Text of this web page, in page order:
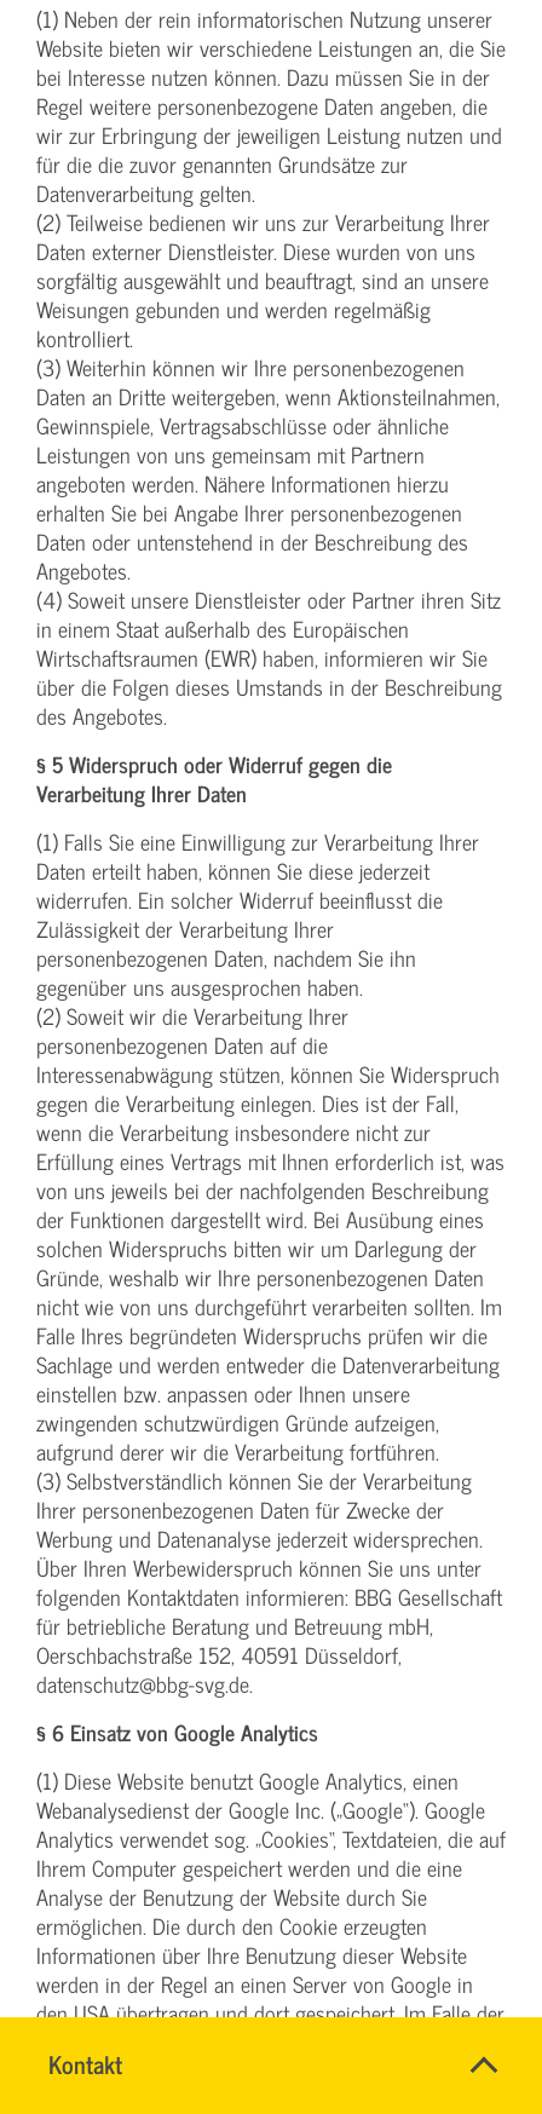
Kontakt
Name*
(1) Neben der rein informatorischen Nutzung unserer
Website bieten wir verschiedene Leistungen an, die Sie
bei Interesse nutzen können. Dazu müssen Sie in der
Regel weitere personenbezogene Daten angeben, die
wir zur Erbringung der jeweiligen Leistung nutzen und
für die die zuvor genannten Grundsätze zur
Datenverarbeitung gelten.
(2) Teilweise bedienen wir uns zur Verarbeitung Ihrer
Daten externer Dienstleister. Diese wurden von uns
sorgfältig ausgewählt und beauftragt, sind an unsere
Weisungen gebunden und werden regelmäßig
kontrolliert.
(3) Weiterhin können wir Ihre personenbezogenen
Daten an Dritte weitergeben, wenn Aktionsteilnahmen,
Gewinnspiele, Vertragsabschlüsse oder ähnliche
Leistungen von uns gemeinsam mit Partnern
angeboten werden. Nähere Informationen hierzu
erhalten Sie bei Angabe Ihrer personenbezogenen
Daten oder untenstehend in der Beschreibung des
Angebotes.
(4) Soweit unsere Dienstleister oder Partner ihren Sitz
in einem Staat außerhalb des Europäischen
Wirtschaftsraumen (EWR) haben, informieren wir Sie
über die Folgen dieses Umstands in der Beschreibung
des Angebotes.
§ 5 Widerspruch oder Widerruf gegen die
Verarbeitung Ihrer Daten
(1) Falls Sie eine Einwilligung zur Verarbeitung Ihrer
Daten erteilt haben, können Sie diese jederzeit
widerrufen. Ein solcher Widerruf beeinflusst die
Zulässigkeit der Verarbeitung Ihrer
personenbezogenen Daten, nachdem Sie ihn
gegenüber uns ausgesprochen haben.
(2) Soweit wir die Verarbeitung Ihrer
personenbezogenen Daten auf die
Interessenabwägung stützen, können Sie Widerspruch
gegen die Verarbeitung einlegen. Dies ist der Fall,
wenn die Verarbeitung insbesondere nicht zur
Erfüllung eines Vertrags mit Ihnen erforderlich ist, was
von uns jeweils bei der nachfolgenden Beschreibung
der Funktionen dargestellt wird. Bei Ausübung eines
solchen Widerspruchs bitten wir um Darlegung der
Gründe, weshalb wir Ihre personenbezogenen Daten
nicht wie von uns durchgeführt verarbeiten sollten. Im
Falle Ihres begründeten Widerspruchs prüfen wir die
Sachlage und werden entweder die Datenverarbeitung
einstellen bzw. anpassen oder Ihnen unsere
zwingenden schutzwürdigen Gründe aufzeigen,
aufgrund derer wir die Verarbeitung fortführen.
(3) Selbstverständlich können Sie der Verarbeitung
Ihrer personenbezogenen Daten für Zwecke der
Werbung und Datenanalyse jederzeit widersprechen.
Über Ihren Werbewiderspruch können Sie uns unter
folgenden Kontaktdaten informieren: BBG Gesellschaft
für betriebliche Beratung und Betreuung mbH,
Oerschbachstraße 152, 40591 Düsseldorf,
datenschutz@bbg-svg.de.
§ 6 Einsatz von Google Analytics
(1) Diese Website benutzt Google Analytics, einen
Webanalysedienst der Google Inc. („Google“). Google
Analytics verwendet sog. „Cookies“, Textdateien, die auf
Ihrem Computer gespeichert werden und die eine
Analyse der Benutzung der Website durch Sie
ermöglichen. Die durch den Cookie erzeugten
Informationen über Ihre Benutzung dieser Website
werden in der Regel an einen Server von Google in
den USA übertragen und dort gespeichert. Im Falle der
unter Abs. 4) auf dieser Website, wird Ihre IP-Adresse